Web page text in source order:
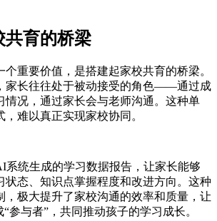
共育的桥梁
个重要价值，是搭建起家校共育的桥梁。
家长往往处于被动接受的角色——通过成
情况，通过家长会与老师沟通。这种单
难以真正实现家校协同。
系统生成的学习数据报告，让家长能够
状态、知识点掌握程度和改进方向。这种
，极大提升了家校沟通的效率和质量，让
参与者”，共同推动孩子的学习成长。